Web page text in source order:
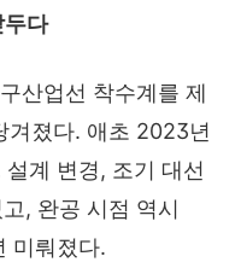
두다
산업선 착수계를 제
겨졌다. 애초 2023년
계 변경, 조기 대선
, 완공 시점 역시
미뤄졌다.